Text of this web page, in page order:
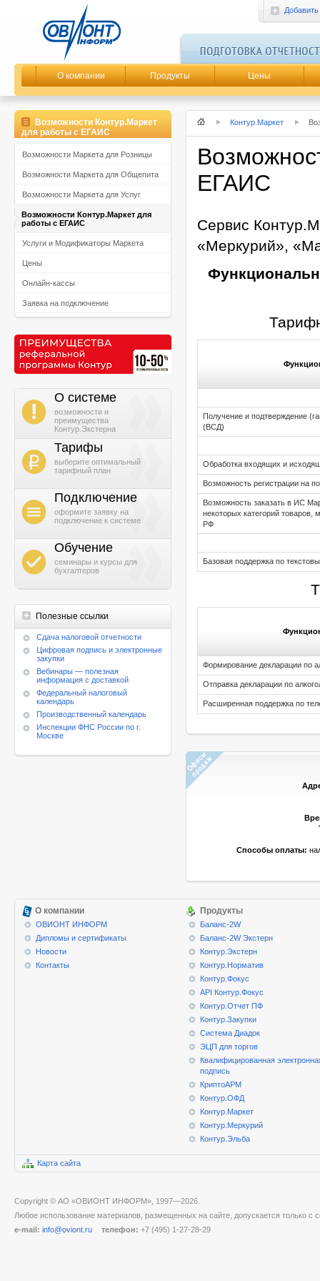
О компании Продукты Цены
Возможности Контур.Маркет
для работы с ЕГАИС
Возможности Маркета для Розницы
Возможности Маркета для Общепита
Возможности Маркета для Услуг
Возможности Контур.Маркет для
работы с ЕГАИС
Услуги и Модификаторы Маркета
Цены
Онлайн-кассы
Заявка на подключение
i
О системе
возможности и
преимущества
Контур.Экстерна
b
Тарифы
выберите оптимальный
тарифный план
h
Подключение
оформите заявку на
подключение к системе
g
Обучение
семинары и курсы для
бухгалтеров
Полезные ссылки
Cдача налоговой отчетности
Цифровая подпись и электронные
закупки
Вебинары — полезная
информация с доставкой
Федеральный налоговый
календарь
Производственный календарь
Инспекции ФНС России по г.
Москве
Контур.Маркет
ЕГАИС
Сервис
«Меркурий»,
Получение и подтверждение
(ВСД)
Обработка входящих и
Возможность регистрации на
Возможность заказать в ИС
некоторых категорий товаров,
РФ
Базовая поддержка по
Формирование декларации по
Отправка декларации по
Расширенная поддержка по
Способы оплаты:
О компании
ОВИОНТ ИНФОРМ
Дипломы и сертификаты
Новости
Контакты
Продукты
Баланс-2W
Баланс-2W Экстерн
Контур.Экстерн
Контур.Норматив
Контур.Фокус
API Контур.Фокус
Контур.Отчет ПФ
Контур.Закупки
Система Диадок
ЭЦП для торгов
Квалифицированная
подпись
КриптоАРМ
Контур.ОФД
Контур.Маркет
Контур.Меркурий
Контур.Эльба
Карта сайта
Copyright © АО «ОВИОНТ ИНФОРМ», 1997—2026.
Любое использование материалов, размещенных на сайте, допускается только с
e-mail: info@oviont.ru телефон: +7 (495) 1-27-28-29